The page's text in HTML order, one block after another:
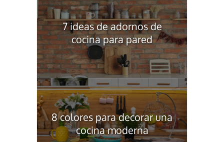
7 ideas de adornos de
cocina para pared
8 colores para decorar una
cocina moderna